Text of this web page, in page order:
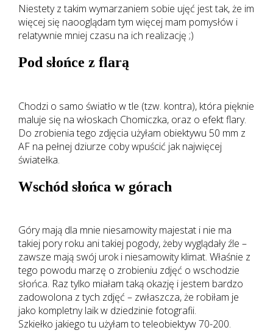
Niestety z takim wymarzaniem sobie ujęć jest tak, że im
więcej się naooglądam tym więcej mam pomysłów i
relatywnie mniej czasu na ich realizację ;)
Pod słońce z flarą
Chodzi o samo światło w tle (tzw. kontra), która pięknie
maluje się na włoskach Chomiczka, oraz o efekt flary.
Do zrobienia tego zdjęcia użyłam obiektywu 50 mm z
AF na pełnej dziurze coby wpuścić jak najwięcej
światełka.
Wschód słońca w górach
Góry mają dla mnie niesamowity majestat i nie ma
takiej pory roku ani takiej pogody, żeby wyglądały źle –
zawsze mają swój urok i niesamowity klimat. Właśnie z
tego powodu marzę o zrobieniu zdjęć o wschodzie
słońca. Raz tylko miałam taką okazję i jestem bardzo
zadowolona z tych zdjęć – zwłaszcza, że robiłam je
jako kompletny laik w dziedzinie fotografii.
Szkiełko jakiego tu użyłam to teleobiektyw 70-200.